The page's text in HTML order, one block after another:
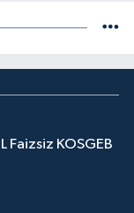
Faizsiz KOSGEB